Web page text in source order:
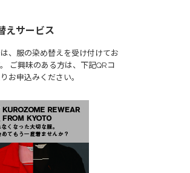
えサービス
、服の染め替えを受け付けてお
ご興味のある方は、下記QRコ
お申込みください。